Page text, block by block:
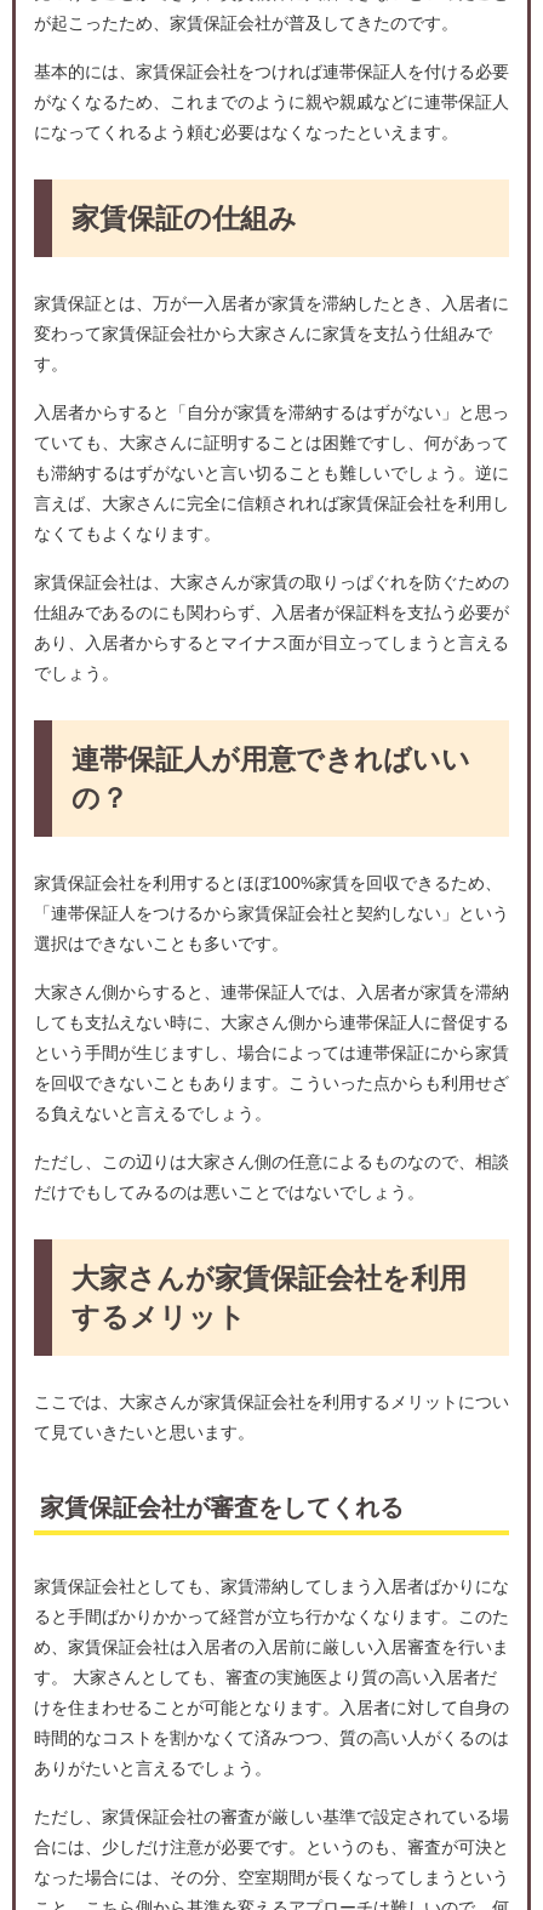
が起こったため、家賃保証会社が普及してきたのです。
基本的には、家賃保証会社をつければ連帯保証人を付ける必要
がなくなるため、これまでのように親や親戚などに連帯保証人
になってくれるよう頼む必要はなくなったといえます。
家賃保証の仕組み
家賃保証とは、万が一入居者が家賃を滞納したとき、入居者に
変わって家賃保証会社から大家さんに家賃を支払う仕組みで
す。
入居者からすると「自分が家賃を滞納するはずがない」と思っ
ていても、大家さんに証明することは困難ですし、何があって
も滞納するはずがないと言い切ることも難しいでしょう。逆に
言えば、大家さんに完全に信頼されれば家賃保証会社を利用し
なくてもよくなります。
家賃保証会社は、大家さんが家賃の取りっぱぐれを防ぐための
仕組みであるのにも関わらず、入居者が保証料を支払う必要が
あり、入居者からするとマイナス面が目立ってしまうと言える
でしょう。
連帯保証人が用意できればいい
の？
家賃保証会社を利用するとほぼ100%家賃を回収できるため、
「連帯保証人をつけるから家賃保証会社と契約しない」という
選択はできないことも多いです。
大家さん側からすると、連帯保証人では、入居者が家賃を滞納
しても支払えない時に、大家さん側から連帯保証人に督促する
という手間が生じますし、場合によっては連帯保証にから家賃
を回収できないこともあります。こういった点からも利用せざ
る負えないと言えるでしょう。
ただし、この辺りは大家さん側の任意によるものなので、相談
だけでもしてみるのは悪いことではないでしょう。
大家さんが家賃保証会社を利用
するメリット
ここでは、大家さんが家賃保証会社を利用するメリットについ
て見ていきたいと思います。
家賃保証会社が審査をしてくれる
家賃保証会社としても、家賃滞納してしまう入居者ばかりにな
ると手間ばかりかかって経営が立ち行かなくなります。このた
め、家賃保証会社は入居者の入居前に厳しい入居審査を行いま
す。 大家さんとしても、審査の実施医より質の高い入居者だ
けを住まわせることが可能となります。入居者に対して自身の
時間的なコストを割かなくて済みつつ、質の高い人がくるのは
ありがたいと言えるでしょう。
ただし、家賃保証会社の審査が厳しい基準で設定されている場
合には、少しだけ注意が必要です。というのも、審査が可決と
なった場合には、その分、空室期間が長くなってしまうという